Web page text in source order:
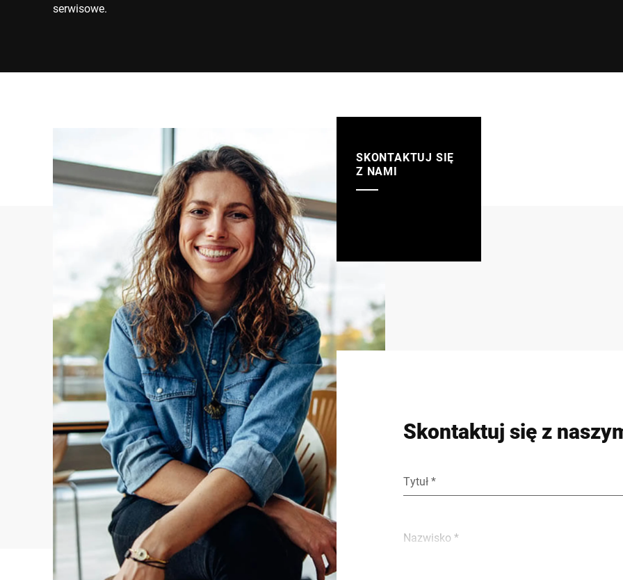
serwisowe.
SKONTAKTUJ SIĘ
Z NAMI
Skontaktuj się z
Tytuł *
Nazwisko *